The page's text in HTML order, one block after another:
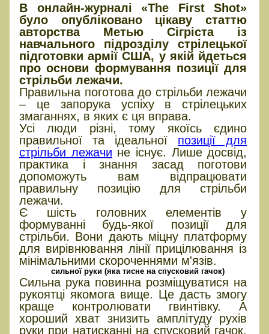
В онлайн-журналі «The First Shot»
було опубліковано цікаву статтю
авторства Метью Сігріста із
навчального підрозділу стрілецької
підготовки армії США, у якій йдеться
про основи формування позиції для
стрільби лежачи.
Правильна поготова до стрільби лежачи
– це запорука успіху в стрілецьких
змаганнях, в яких є ця вправа.
Усі люди різні, тому якоїсь єдино
правильної та ідеальної позиції для
стрільби лежачи не існує. Лише досвід,
практика і знання засад поготови
допоможуть вам відпрацювати
правильну позицію для стрільби
лежачи.
Є шість головних елементів у
формуванні будь-якої позиції для
стрільби. Вони дають міцну платформу
для вирівнювання лінії прицілювання із
мінімальними скороченнями м'язів.
сильної руки (яка тисне на спусковий гачок)
Сильна рука повинна розміщуватися на
рукоятці якомога вище. Це дасть змогу
краще контролювати гвинтівку. А
хороший хват знизить амплітуду рухів
руки при натисканні на спусковий гачок.